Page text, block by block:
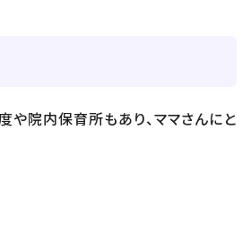
院内保育所もあり、ママさんにと